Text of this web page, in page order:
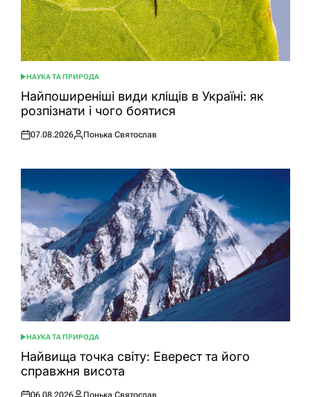
ОПУБЛІКУВАТИ
У
НАУКА ТА ПРИРОДА
Найпоширеніші види кліщів в Україні: як
розпізнати і чого боятися
Оприлюднено
07.08.2026
Опубліковано
Понька Святослав
ОПУБЛІКУВАТИ
У
НАУКА ТА ПРИРОДА
Найвища точка світу: Еверест та його
справжня висота